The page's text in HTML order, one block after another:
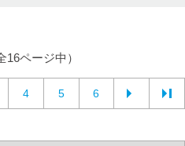
16ページ中）
4 5 6